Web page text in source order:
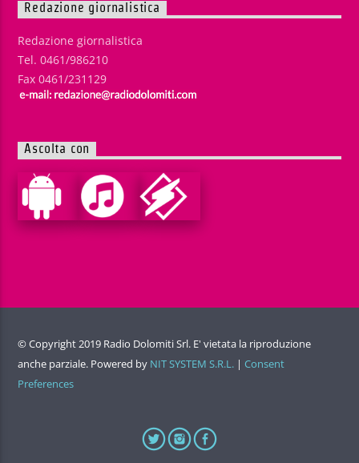
Redazione giornalistica
Redazione giornalistica
Tel. 0461/986210
Fax 0461/231129
Ascolta con
© Copyright 2019 Radio Dolomiti Srl. E' vietata la riproduzione
anche parziale. Powered by NIT SYSTEM S.R.L. | Consent
Preferences